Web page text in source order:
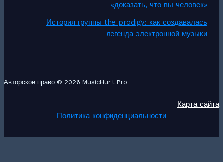
«доказать, что вы человек»
История группы the prodigy: как создавалась
легенда электронной музыки
Авторское право © 2026 MusicHunt Pro
Карта сайта
Политика конфиденциальности